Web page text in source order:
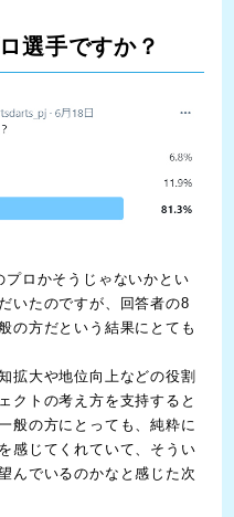
選手ですか？
ロかそうじゃないかとい
いたのですが、回答者の8
の方だという結果にとても
拡大や地位向上などの役割
クトの考え方を支持すると
般の方にとっても、純粋に
感じてくれていて、そうい
んでいるのかなと感じた次